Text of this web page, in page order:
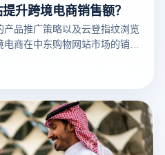
升跨境电商销售额？
品推广策略以及云登指纹浏览
商在中东购物网站市场的销售
是关键步骤：